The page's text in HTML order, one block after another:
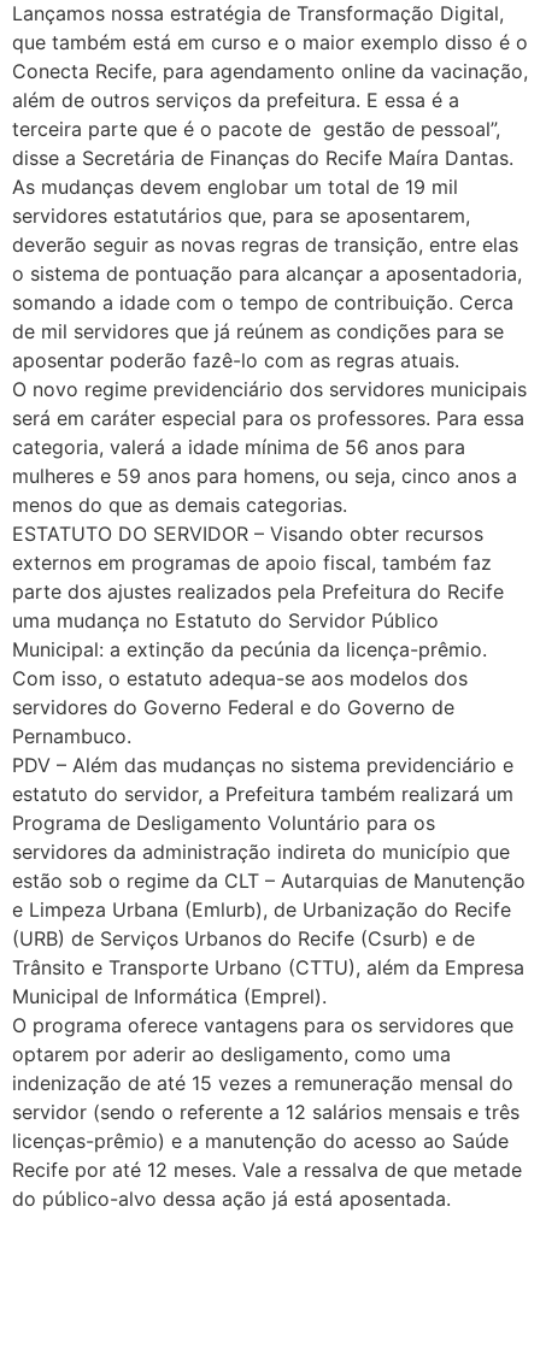
Lançamos nossa estratégia de Transformação Digital,
que também está em curso e o maior exemplo disso é o
Conecta Recife, para agendamento online da vacinação,
além de outros serviços da prefeitura. E essa é a
terceira parte que é o pacote de gestão de pessoal”,
disse a Secretária de Finanças do Recife Maíra Dantas.
As mudanças devem englobar um total de 19 mil
servidores estatutários que, para se aposentarem,
deverão seguir as novas regras de transição, entre elas
o sistema de pontuação para alcançar a aposentadoria,
somando a idade com o tempo de contribuição. Cerca
de mil servidores que já reúnem as condições para se
aposentar poderão fazê-lo com as regras atuais.
O novo regime previdenciário dos servidores municipais
será em caráter especial para os professores. Para essa
categoria, valerá a idade mínima de 56 anos para
mulheres e 59 anos para homens, ou seja, cinco anos a
menos do que as demais categorias.
ESTATUTO DO SERVIDOR – Visando obter recursos
externos em programas de apoio fiscal, também faz
parte dos ajustes realizados pela Prefeitura do Recife
uma mudança no Estatuto do Servidor Público
Municipal: a extinção da pecúnia da licença-prêmio.
Com isso, o estatuto adequa-se aos modelos dos
servidores do Governo Federal e do Governo de
Pernambuco.
PDV – Além das mudanças no sistema previdenciário e
estatuto do servidor, a Prefeitura também realizará um
Programa de Desligamento Voluntário para os
servidores da administração indireta do município que
estão sob o regime da CLT – Autarquias de Manutenção
e Limpeza Urbana (Emlurb), de Urbanização do Recife
(URB) de Serviços Urbanos do Recife (Csurb) e de
Trânsito e Transporte Urbano (CTTU), além da Empresa
Municipal de Informática (Emprel).
O programa oferece vantagens para os servidores que
optarem por aderir ao desligamento, como uma
indenização de até 15 vezes a remuneração mensal do
servidor (sendo o referente a 12 salários mensais e três
licenças-prêmio) e a manutenção do acesso ao Saúde
Recife por até 12 meses. Vale a ressalva de que metade
do público-alvo dessa ação já está aposentada.